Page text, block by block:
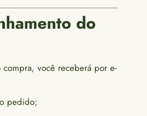
do
você receberá por e-
pedido;